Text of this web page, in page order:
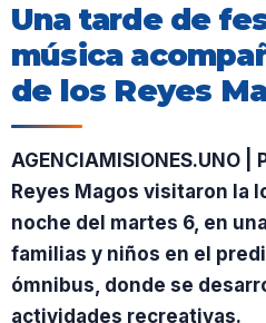
Una tarde de
música
de los Reyes
AGENCIAMISIONES.UNO
Reyes Magos visitaron la
noche del martes 6, en
familias y niños en el
ómnibus, donde se
actividades recreativas.